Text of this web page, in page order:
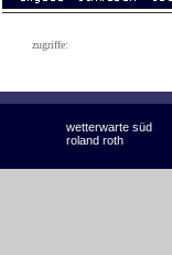
zugriffe:
wetterwarte süd
roland roth